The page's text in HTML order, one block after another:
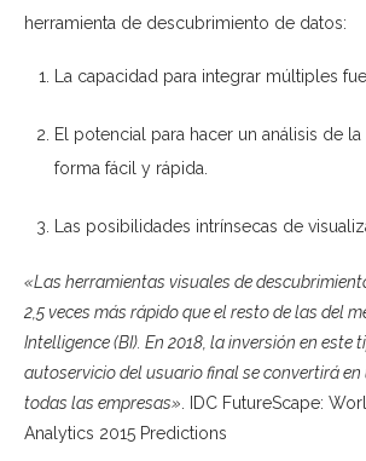
herramienta de descubrimiento de datos:
La capacidad para integrar múltiples
El potencial para hacer un análisis de
forma fácil y rápida.
Las posibilidades intrínsecas de
«Las herramientas visuales de
2,5 veces más rápido que el resto de las del
Intelligence (BI). En 2018, la inversión en este
autoservicio del usuario final se convertirá
todas las empresas» . IDC FutureScape:
Analytics 2015 Predictions